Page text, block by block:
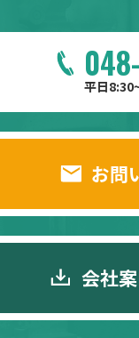
平日
お問
会社